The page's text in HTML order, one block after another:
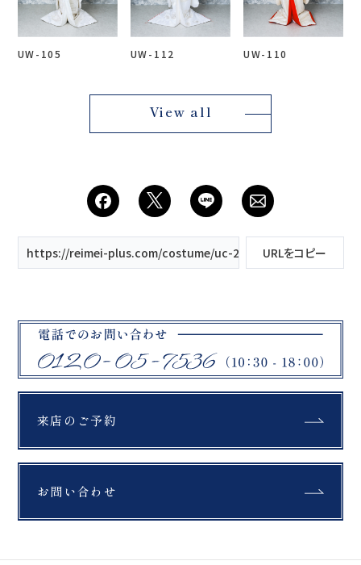
UW-105 UW-112 UW-110
View all
https://reimei-plus.com/costume/uc-223/ URLをコピー
来店のご予約
お問い合わせ